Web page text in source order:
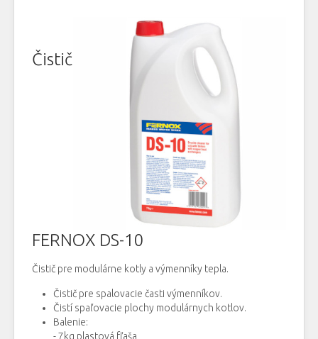
Čistič
FERNOX DS-10
Čistič pre modulárne kotly a výmenníky tepla.
Čistič pre spalovacie časti výmenníkov.
Čistí spaľovacie plochy modulárnych kotlov.
Balenie:
- 7kg plastová fľaša